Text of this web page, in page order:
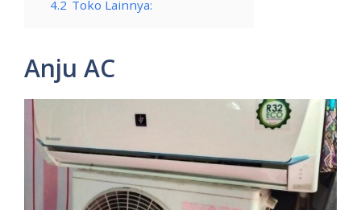
4.2 Toko Lainnya:
Anju AC